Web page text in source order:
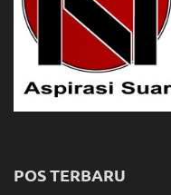
POS TERBARU